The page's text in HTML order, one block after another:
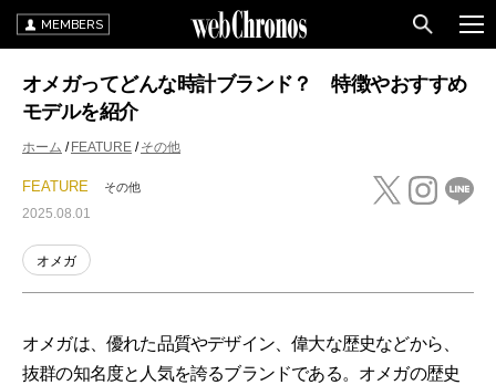
MEMBERS
オメガってどんな時計ブランド？ 特徴やおすすめ
モデルを紹介
ホーム FEATURE その他
FEATURE その他
2025.08.01
オメガ
オメガは、優れた品質やデザイン、偉大な歴史などから、
抜群の知名度と人気を誇るブランドである。オメガの歴史